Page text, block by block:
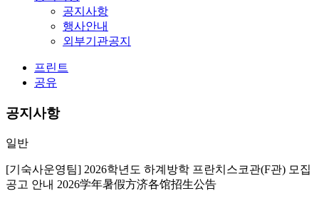
공지사항
행사안내
외부기관공지
프린트
공유
공지사항
일반
[기숙사운영팀] 2026학년도 하계방학 프란치스코관(F관) 모집
공고 안내 2026学年暑假方济各馆招生公告